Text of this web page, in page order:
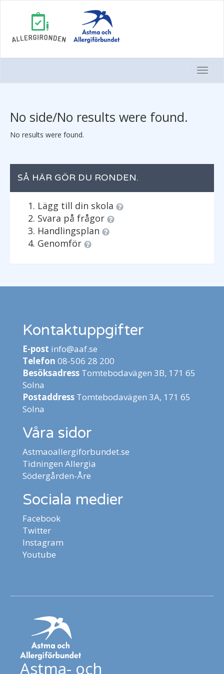
No side/No results were found.
No results were found.
SÅ HÄR GÖR DU RONDEN.
Lägg till din skola
Svara på frågor
Handlingsplan
Genomför
Kontaktuppgifter
E-post info@aaf.se
Telefon 08-506 28 200
Besöksadress Tomtebodavägen 3B, 171 65
Solna
Postaddress Tomtebodavägen 3A, 171 65
Solna
Våra sidor
Astmaoallergiforbundet.se
Tidningen Allergia
Södergården-Åre
Sociala medier
Facebook
Twitter
Instagram
Youtube
Astma- och